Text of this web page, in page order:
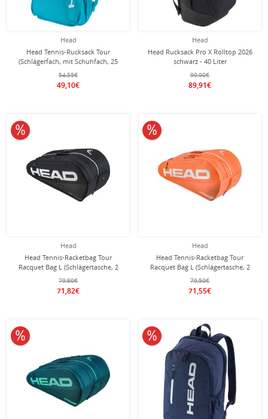
Head
Head Tennis-Rucksack Tour
(Schlägerfach, mit Schuhfach, 25
Liter) 2026 blau
54,55€
49,10€
Head
Head Rucksack Pro X Rolltop 2026
schwarz - 40 Liter
99,90€
89,91€
Head
Head Tennis-Racketbag Tour
Racquet Bag L (Schlägertasche, 2
Hauptfächer) 2026 schwarz/weiss
9er
79,80€
71,82€
10% reduziert
Head
Head Tennis-Racketbag Tour
Racquet Bag L (Schlägertasche, 2
Hauptfächer) 2026 orange/weiss 9er
79,50€
71,55€
10% reduziert
10% reduziert 10% reduziert